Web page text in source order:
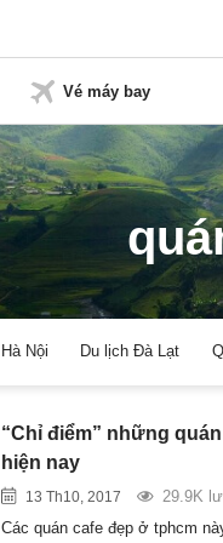
Vé máy bay
Hà Nội Du lịch Đà Lạt
“Chỉ điểm” những
hiện nay
13 Th10, 2017
29.9K
Các quán cafe đẹp ở tphcm